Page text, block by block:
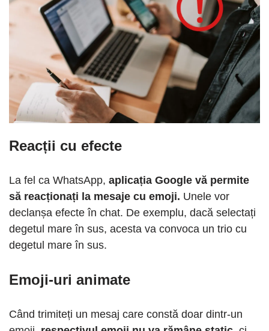
Reacții cu efecte
La fel ca WhatsApp, aplicația Google vă permite
să reacționați la mesaje cu emoji. Unele vor
declanșa efecte în chat. De exemplu, dacă selectați
degetul mare în sus, acesta va convoca un trio cu
degetul mare în sus.
Emoji-uri animate
Când trimiteți un mesaj care constă doar dintr-un